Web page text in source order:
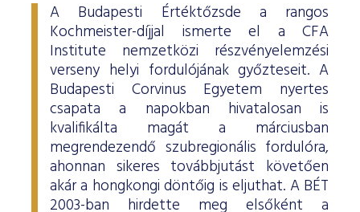
A Budapesti Értéktőzsde a rangos
Kochmeister-díjjal ismerte el a CFA
Institute nemzetközi részvényelemzési
verseny helyi fordulójának győzteseit. A
Budapesti Corvinus Egyetem nyertes
csapata a napokban hivatalosan is
kvalifikálta magát a márciusban
megrendezendő szubregionális fordulóra,
ahonnan sikeres továbbjutást követően
akár a hongkongi döntőig is eljuthat. A BÉT
2003-ban hirdette meg elsőként a